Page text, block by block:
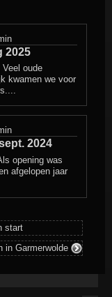
2025
oude
kwamen we voor
2024
opening was
afgelopen jaar
start
in Garmerwolde